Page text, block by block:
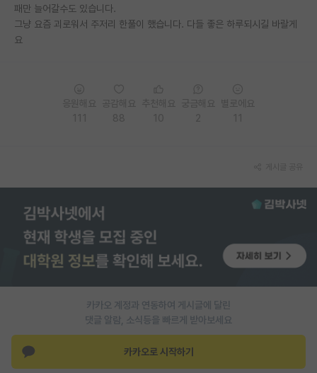
재팬라운지 🌸
패만 늘어갈수도 있습니다.
그냥 요즘 괴로워서 주저리 한풀이 했습니다. 다들 좋은 하루되시길 바랄게
요
카카오 계정과 연동하여 게시글에 달린
댓글 알람, 소식등을 빠르게 받아보세요
카카오로 시작하기